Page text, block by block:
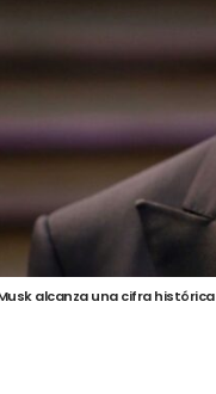
alcanza una cifra histórica